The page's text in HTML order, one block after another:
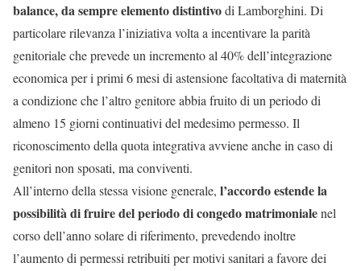
balance, da sempre elemento distintivodi Lamborghini. Di
particolare rilevanza l’iniziativa volta a incentivare la parità
genitoriale che prevede un incremento al 40% dell’integrazione
economica per i primi 6 mesi di astensione facoltativa di maternità
a condizione che l’altro genitore abbia fruito di un periodo di
almeno 15 giorni continuativi del medesimo permesso. Il
riconoscimento della quota integrativa avviene anche in caso di
genitori non sposati, ma conviventi.
All’interno della stessa visione generale, l’accordo estende la
possibilità di fruire del periodo di congedo matrimonialenel
corso dell’anno solare di riferimento, prevedendo inoltre
l’aumento di permessi retribuiti per motivi sanitari a favore dei